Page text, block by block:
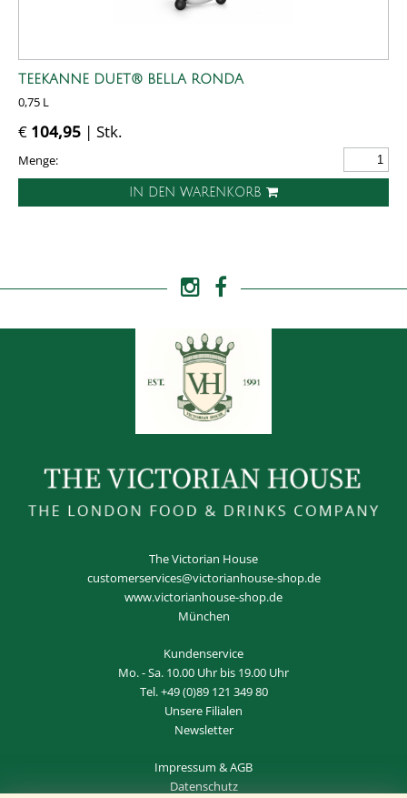
TEEKANNE DUET® BELLA RONDA
0,75 L
€ 104,95 | Stk.
Menge:
IN DEN WARENKORB
The Victorian House
customerservices@victorianhouse-shop.de
www.victorianhouse-shop.de
München
Kundenservice
Mo. - Sa. 10.00 Uhr bis 19.00 Uhr
Tel.+49 (0)89 121 349 80
Unsere Filialen
Newsletter
Impressum &AGB
Datenschutz